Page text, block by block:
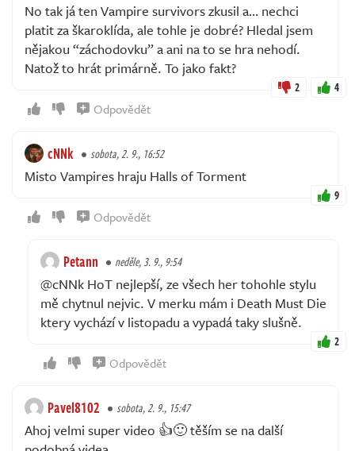
No tak já ten Vampire survivors zkusil a… nechci
platit za škaroklída, ale tohle je dobré? Hledal jsem
nějakou “záchodovku” a ani na to se hra nehodí.
Natož to hrát primárně. To jako fakt?
2 4
Odpovědět
cNNk sobota, 2. 9., 16:52
Misto Vampires hraju Halls of Torment
9
Odpovědět
Petann neděle, 3. 9., 9:54
@cNNk HoT nejlepší, ze všech her tohohle stylu
mě chytnul nejvic. V merku mám i Death Must Die
ktery vychází v listopadu a vypadá taky slušně.
2
Odpovědět
Pavel8102 sobota, 2. 9., 15:47
Ahoj velmi super video 👍🙂 těším se na další